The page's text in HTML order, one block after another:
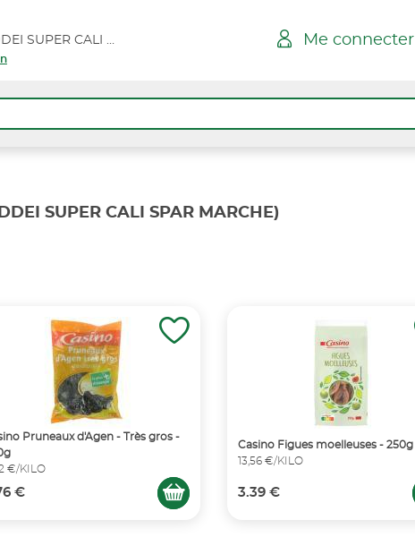
ILE ROUSSE TADDEI SUPER CALI SPAR MARCHE
Me connecter
SUPER CALI SPAR MARCHE)
Pruneaux d'Agen - Très gros -
€/KILO
€
Casino Figues moelleuses - 250g
13,56 €/KILO
3.39 €